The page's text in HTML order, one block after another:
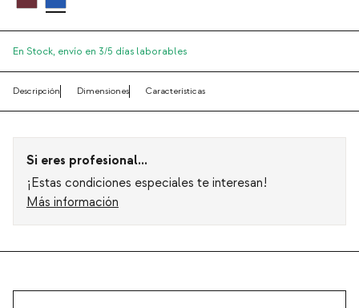
En Stock, envío en 3/5 días laborables
Descripción Dimensiones Características
Si eres profesional...
¡Estas condiciones especiales te interesan!
Más información